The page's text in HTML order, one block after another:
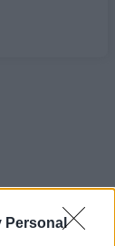
Personal